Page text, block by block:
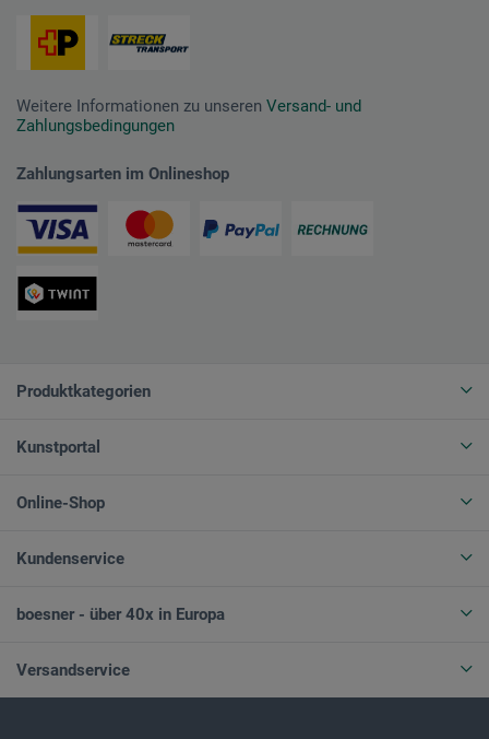
Weitere Informationen zu unseren Versand- und
Zahlungsbedingungen
Zahlungsarten im Onlineshop
Produktkategorien
Kunstportal
Online-Shop
Kundenservice
boesner - über 40x in Europa
Versandservice